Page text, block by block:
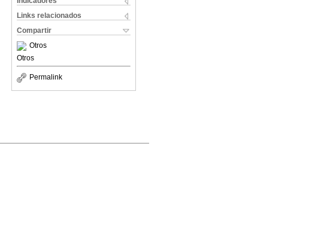
Links relacionados
Compartir
Otros
Otros
Permalink